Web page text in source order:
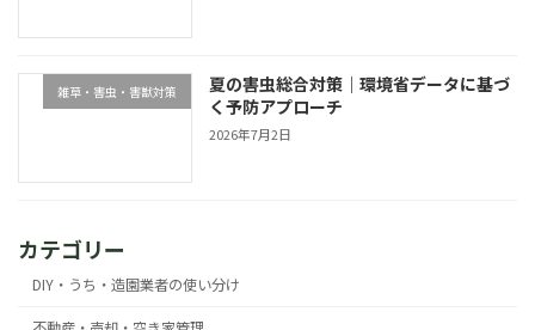
雑草・害虫・害獣対策
夏の害虫総合対策｜環境省データに基づ
く予防アプローチ
2026年7月2日
カテゴリー
DIY・うち・造園業者の使い分け